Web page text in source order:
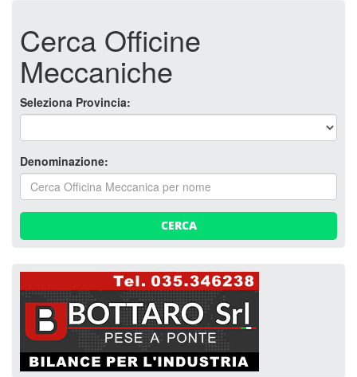
Cerca Officine
Meccaniche
Seleziona Provincia:
Denominazione:
CERCA